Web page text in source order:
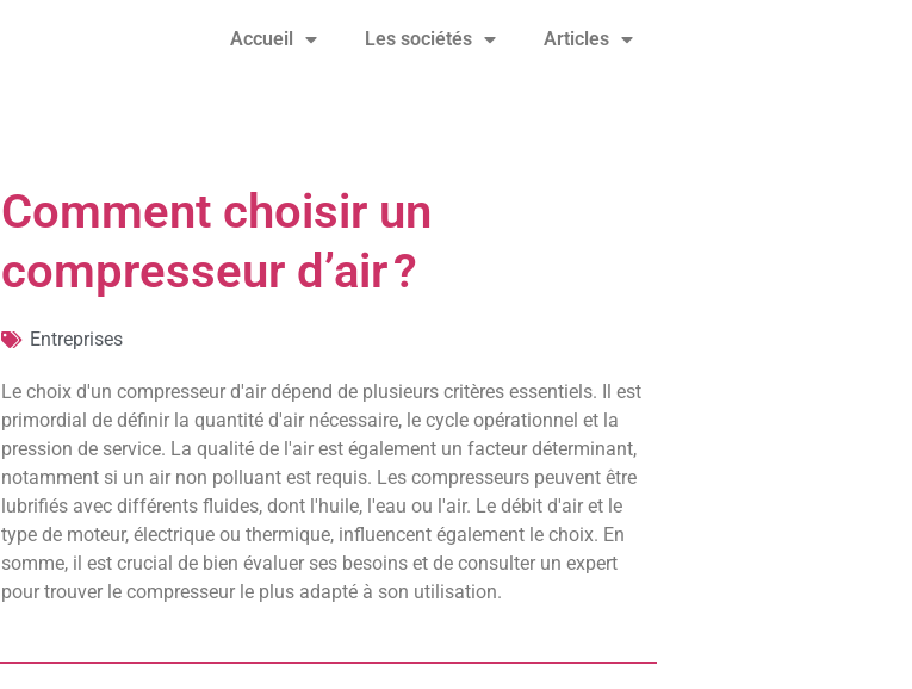
Accueil Les sociétés Articles
Comment choisir un
compresseur d’air ?
Entreprises
Le choix d'un compresseur d'air dépend de plusieurs critères essentiels. Il est
primordial de définir la quantité d'air nécessaire, le cycle opérationnel et la
pression de service. La qualité de l'air est également un facteur déterminant,
notamment si un air non polluant est requis. Les compresseurs peuvent être
lubrifiés avec différents fluides, dont l'huile, l'eau ou l'air. Le débit d'air et le
type de moteur, électrique ou thermique, influencent également le choix. En
somme, il est crucial de bien évaluer ses besoins et de consulter un expert
pour trouver le compresseur le plus adapté à son utilisation.